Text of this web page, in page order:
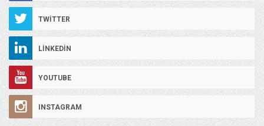
TWITTER
LINKEDIN
YOUTUBE
INSTAGRAM